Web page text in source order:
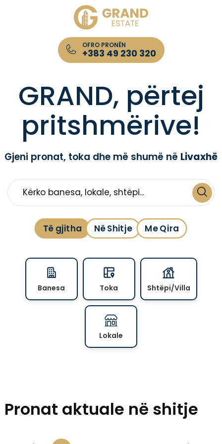
OFRO PRONËN
+383 49 230 320
Kompania për Patundshmëri GRAND Estate
GRAND, përtej
pritshmërive!
Gjeni pronat, toka dhe më shumë në Livaxhë
Të gjitha Në Shitje Me Qira
Banesa Toka Shtëpi/Villa
Lokale
Pronat aktuale në shitje